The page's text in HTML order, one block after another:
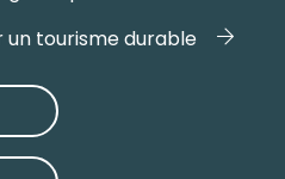
un tourisme durable